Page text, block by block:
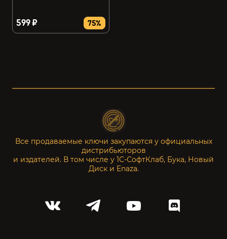
599 ₽ 75%
Все продаваемые ключи закупаются у официальных
дистрибьюторов
и издателей. В том числе у 1С-СофтКлаб, Бука, Новый
Диск и Enaza.